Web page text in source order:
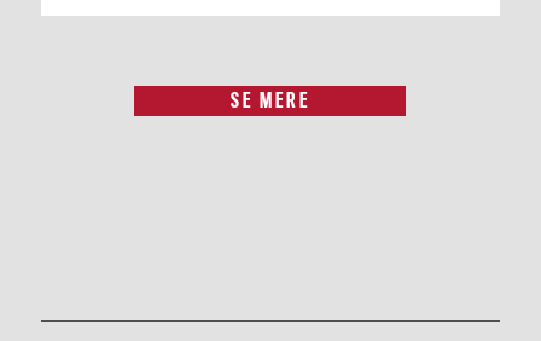
SE MERE